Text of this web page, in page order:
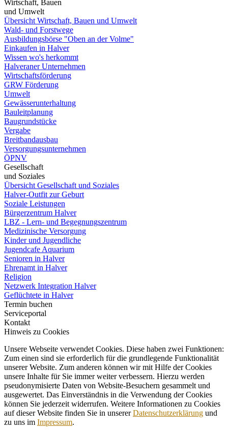
Wirtschaft, Bauen
und Umwelt
Übersicht Wirtschaft, Bauen und Umwelt
Wald- und Forstwege
Ausbildungsbörse "Oben an der Volme"
Einkaufen in Halver
Wissen wo's herkommt
Halveraner Unternehmen
Wirtschaftsförderung
GRW Förderung
Umwelt
Gewässerunterhaltung
Bauleitplanung
Baugrundstücke
Vergabe
Breitbandausbau
Versorgungsunternehmen
ÖPNV
Gesellschaft
und Soziales
Übersicht Gesellschaft und Soziales
Halver-Outfit zur Geburt
Soziale Leistungen
Bürgerzentrum Halver
LBZ - Lern- und Begegnungszentrum
Medizinische Versorgung
Kinder und Jugendliche
Jugendcafe Aquarium
Senioren in Halver
Ehrenamt in Halver
Religion
Netzwerk Integration Halver
Geflüchtete in Halver
Termin buchen
Serviceportal
Kontakt
Hinweis zu Cookies
Unsere Webseite verwendet Cookies. Diese haben zwei Funktionen:
Zum einen sind sie erforderlich für die grundlegende Funktionalität
unserer Website. Zum anderen können wir mit Hilfe der Cookies
unsere Inhalte für Sie immer weiter verbessern. Hierzu werden
pseudonymisierte Daten von Website-Besuchern gesammelt und
ausgewertet. Das Einverständnis in die Verwendung der Cookies
können Sie jederzeit widerrufen. Weitere Informationen zu Cookies
auf dieser Website finden Sie in unsererDatenschutzerklärung und
zu uns im Impressum.